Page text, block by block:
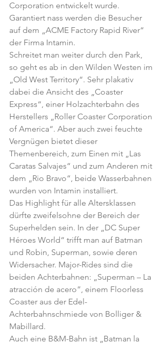
Corporation entwickelt wurde.
Garantiert nass werden die Besucher
auf dem „ACME Factory Rapid River“
der Firma Intamin.
Schreitet man weiter durch den Park,
so geht es ab in den Wilden Westen im
„Old West Territory“. Sehr plakativ
dabei die Ansicht des „Coaster
Express“, einer Holzachterbahn des
Herstellers „Roller Coaster Corporation
of America“. Aber auch zwei feuchte
Vergnügen bietet dieser
Themenbereich, zum Einen mit „Las
Caratas Salvajes“ und zum Anderen mit
dem „Rio Bravo“, beide Wasserbahnen
wurden von Intamin installiert.
Das Highlight für alle Altersklassen
dürfte zweifelsohne der Bereich der
Superhelden sein. In der „DC Super
Héroes World“ trifft man auf Batman
und Robin, Superman, sowie deren
Widersacher. Major-Rides sind die
beiden Achterbahnen: „Superman – La
atracción de acero”, einem Floorless
Coaster aus der Edel-
Achterbahnschmiede von Bolliger &
Mabillard.
Auch eine B&M-Bahn ist „Batman la